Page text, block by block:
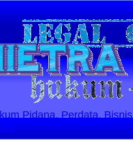
Pidana, Perdata,